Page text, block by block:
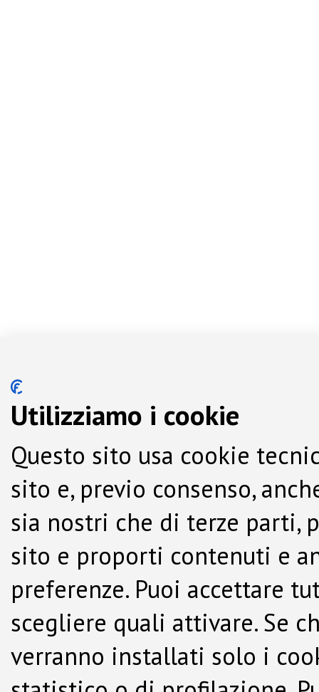
Utilizziamo i cookie
Questo sito usa cookie
sito e, previo consenso,
sia nostri che di terze parti,
sito e proporti contenuti e
preferenze. Puoi accettare
scegliere quali attivare. Se
verranno installati solo i